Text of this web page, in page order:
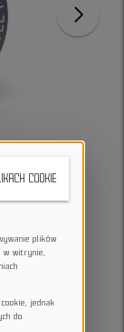
COOKIE
plików
w witrynie,
jednak
do